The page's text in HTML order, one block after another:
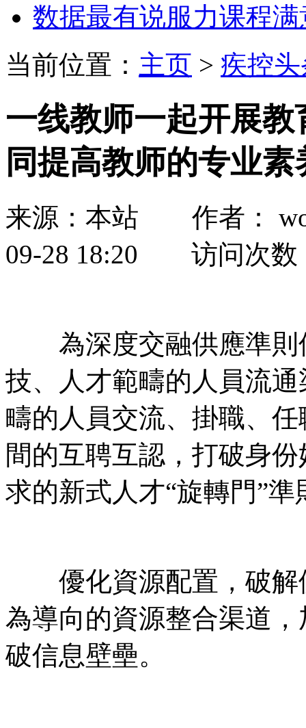
数据最有说服力课程满
当前位置： 主页 > 疾控
一线教师一起开展
同提高教师的专业素
来源：本站 作者：
09-28 18:20 访问次数
為深度交融供應準則
技、人才範疇的人員流
疇的人員交流、掛職、
間的互聘互認，打破身
求的新式人才“旋轉門”準
優化資源配置，破解
為導向的資源整合渠道
破信息壁壘。